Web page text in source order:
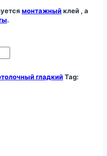
монтажныйклей , а
.
гладкийTag: